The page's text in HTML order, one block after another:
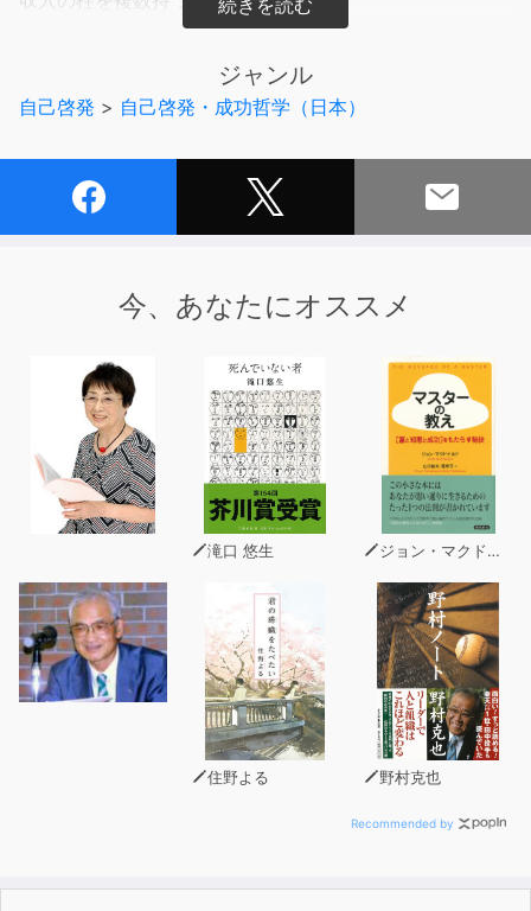
具体的なステップがわかる！
を感じているあなたへ。
本書は、40歳前後で多くの人が感じるこの「モヤモヤ
たら、次の３つの要素が見えてきました。
①お金（収入・資産）
②つながり（家族・友人・知人）
③健康（体力・認知力）
この３つの要素を満たすためには、定年を迎えないキャリ
アを自分なりにデザインする必要があります。このよう
ことができ、かつやりがいを持って取り組める「仕事」の
ことを、この本では「自分業」と呼びます。
それでは、あなたらしい「自分業」はどうやって見つかる
のか？そしてどうやって始めるのか？この本では、今すぐ
始められる具体的なステップを筆者の実体験も交えながら
ひとつひとつ丁寧にお伝えします。
※本書の特典「マイキャリア３つの要素棚卸シート」と
ジャンル
自己啓発 > 自己啓発・成功哲学（日本）
今、あなたにオススメ
滝口 悠生 ジョン・マクドナルド
住野よる 野村克也
Recommended by